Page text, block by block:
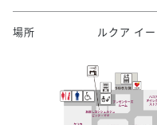
場所 ルクア イ